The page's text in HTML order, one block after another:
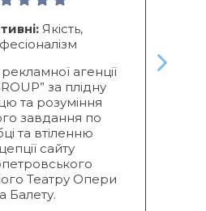
Якість,
агенції
за плідну
та розуміння
завдання по
та втіленню
сайту
Театру Опери
Балету.